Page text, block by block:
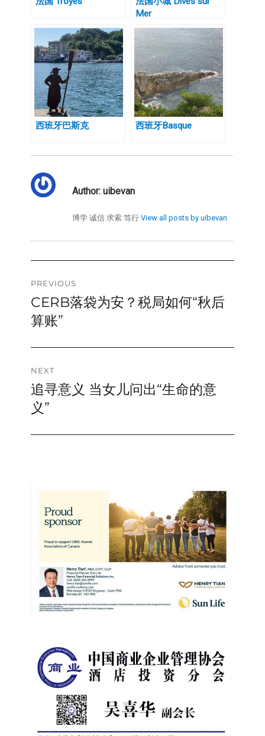
Mer
西班牙巴斯克 西班牙Basque
Author:uibevan
博学 诚信 求索 笃行 View all posts by uibevan
Post
navigation
PREVIOUS
Previous
post:
CERB落袋为安？税局如何“秋后
算账”
NEXT
Next
post:
追寻意义 当女儿问出“生命的意
义”